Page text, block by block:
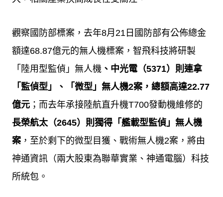
觀察國防部標案，去年8月 21 日國防部有公佈總金
額達68.87億元的無人機標案，智飛科技將研製
「陸用型監偵」無人機 、中光電（5371）則連拿
「監偵型」、「微型」無人機2案，總額高達22.77
億元 ；而去年承接陸航直升機T700發動機維修的
長榮航太（2645）則獨得「艦載型監偵」無人機
案 ，至於剩下的微型目獲、戰術無人機2案，將由
神通資訊（兩大股東為聯華實業、神通電腦）科技
所統包。